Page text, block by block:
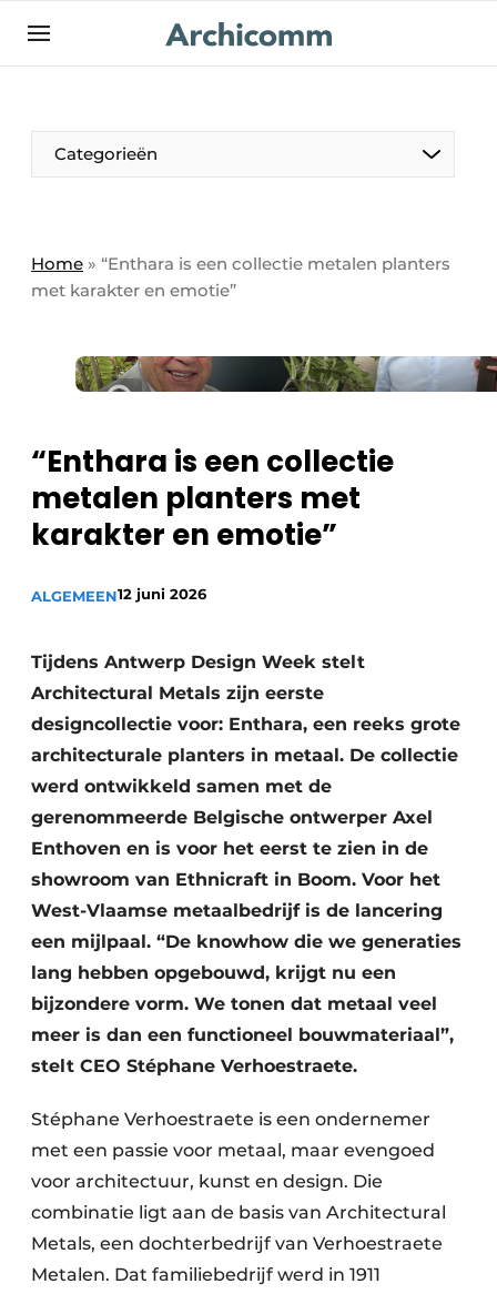
NL be-FR
Categorieën
Home » “Enthara is een collectie metalen planters
met karakter en emotie”
“Enthara is een collectie
metalen planters met
karakter en emotie”
ALGEMEEN12 juni 2026
Tijdens Antwerp Design Week stelt
Architectural Metals zijn eerste
designcollectie voor: Enthara, een reeks grote
architecturale planters in metaal. De collectie
werd ontwikkeld samen met de
gerenommeerde Belgische ontwerper Axel
Enthoven en is voor het eerst te zien in de
showroom van Ethnicraft in Boom. Voor het
West-Vlaamse metaalbedrijf is de lancering
een mijlpaal. “De knowhow die we generaties
lang hebben opgebouwd, krijgt nu een
bijzondere vorm. We tonen dat metaal veel
meer is dan een functioneel bouwmateriaal”,
stelt CEO Stéphane Verhoestraete.
Stéphane Verhoestraete is een ondernemer
met een passie voor metaal, maar evengoed
voor architectuur, kunst en design. Die
combinatie ligt aan de basis van Architectural
Metals, een dochterbedrijf van Verhoestraete
Metalen. Dat familiebedrijf werd in 1911